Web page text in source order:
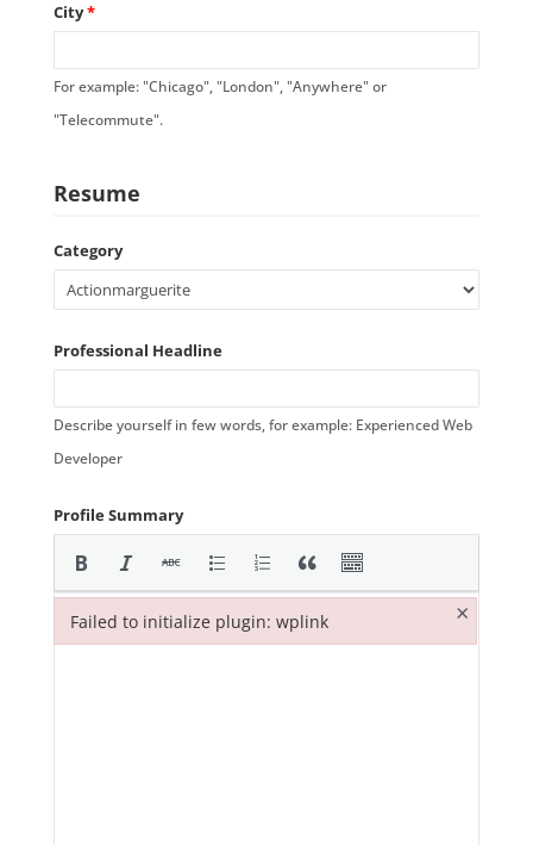
City*
For example: "Chicago", "London", "Anywhere" or
"Telecommute".
Resume
Category
Professional Headline
Describe yourself in few words, for example: Experienced Web
Developer
Profile Summary
Failed to initialize plugin: wplink ×
Failed to initialize plugin: wplink